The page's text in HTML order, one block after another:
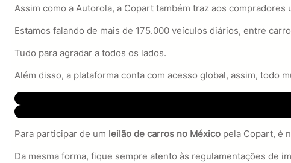
Assim como a Autorola, a Copart também traz aos
Estamos falando de mais de 175.000 veículos diários, entre
Tudo para agradar a todos os lados.
Além disso, a plataforma conta com acesso global, assim, todo
Para participar de um leilão de carros no Méxicopela Copart, é
Da mesma forma, fique sempre atento às regulamentações de